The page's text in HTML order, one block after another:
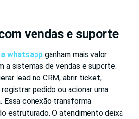
vendas e suporte
whatsapp ganham mais valor
a sistemas de vendas e suporte.
lead no CRM, abrir ticket,
pedido ou acionar uma
Essa conexão transforma
estruturado. O atendimento deixa